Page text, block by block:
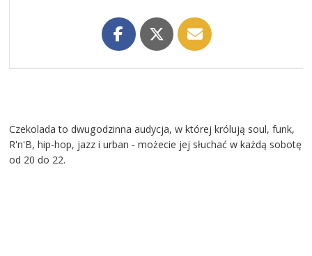
Czekolada to dwugodzinna audycja, w której królują soul, funk,
R'n'B, hip-hop, jazz i urban - możecie jej słuchać w każdą sobotę
od 20 do 22.